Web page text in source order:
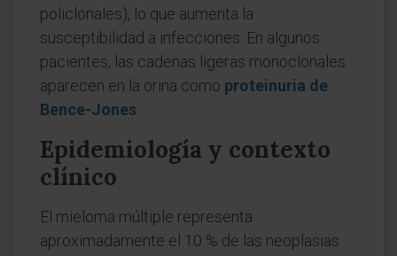
policlonales), lo que aumenta la
susceptibilidad a infecciones. En algunos
pacientes, las cadenas ligeras monoclonales
aparecen en la orina como proteinuria de
Bence-Jones
Epidemiología y contexto
clínico
El mieloma múltiple representa
aproximadamente el 10 % de las neoplasias